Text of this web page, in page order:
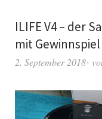
ILIFE V4 – der
mit Gewinnspiel
2. September 2018